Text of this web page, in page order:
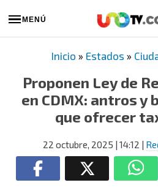
MENÚ
Inicio » Estados »
Proponen Ley de
en CDMX: antros y
que ofrecer
22 octubre, 2025 | 14:12 |